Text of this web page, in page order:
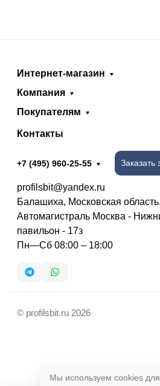
Интернет-магазин
Компания
Покупателям
Контакты
+7 (495) 960-25-55 Заказать
profilsbit@yandex.ru
Балашиха, Московская
Автомагистраль Москва -
павильон - 17з
Пн—Сб 08:00 – 18:00
© profilsbit.ru 2026
Мы используем cookies